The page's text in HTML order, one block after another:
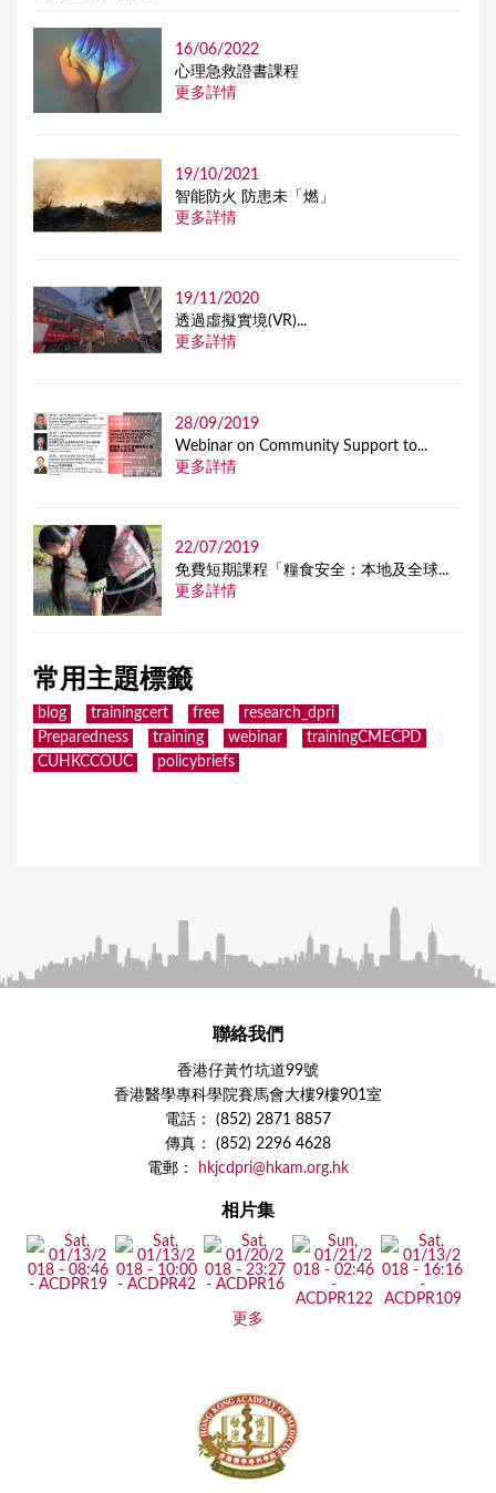
16/06/2022
⼼理急救證書課程
更多詳情
19/10/2021
智能防火 防患未「燃」
更多詳情
19/11/2020
透過虛擬實境(VR)...
更多詳情
28/09/2019
Webinar on Community Support to...
更多詳情
22/07/2019
免費短期課程「糧食安全：本地及全球...
更多詳情
常用主題標籤
blog trainingcert free
research_dpri
Preparedness
training webinar
trainingCMECPD
CUHKCCOUC
policybriefs
聯絡我們
香港仔黃竹坑道99號
香港醫學專科學院賽馬會大樓9樓901室
電話： (852) 2871 8857
傳真： (852) 2296 4628
電郵：
hkjcdpri@hkam.org.hk
相片集
更多